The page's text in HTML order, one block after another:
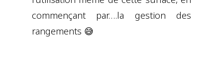
commençant par….la gestion des
rangements 😅